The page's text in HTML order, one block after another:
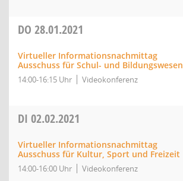
DO 28.01.2021
Virtueller Informationsnachmittag
Ausschuss für Schul- und Bildungswesen
14:00-16:15 Uhr Videokonferenz
DI 02.02.2021
Virtueller Informationsnachmittag
Ausschuss für Kultur, Sport und Freizeit
14:00-16:00 Uhr Videokonferenz